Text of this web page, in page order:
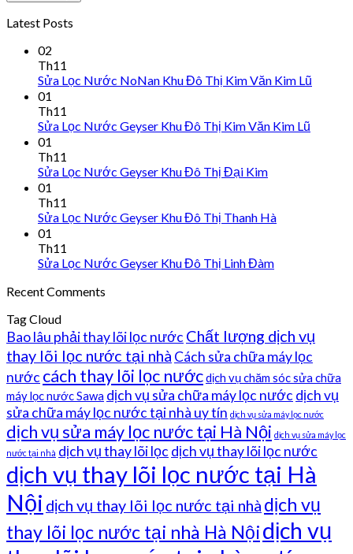
Latest Posts
02
Th11
Sửa Lọc Nước NoNan Khu Đô Thị Kim Văn Kim Lũ
01
Th11
Sửa Lọc Nước Geyser Khu Đô Thị Kim Văn Kim Lũ
01
Th11
Sửa Lọc Nước Geyser Khu Đô Thị Đại Kim
01
Th11
Sửa Lọc Nước Geyser Khu Đô Thị Thanh Hà
01
Th11
Sửa Lọc Nước Geyser Khu Đô Thị Linh Đàm
Recent Comments
Tag Cloud
Bao lâu phải thay lõi lọc nước Chất lượng dịch vụ
thay lõi lọc nước tại nhà Cách sửa chữa máy lọc
nước cách thay lõi lọc nướcdịch vụ chăm sóc sửa chữa
máy lọc nước Sawa dịch vụ sửa chữa máy lọc nước dịch vụ
sửa chữa máy lọc nước tại nhà uy tín dịch vụ sửa máy lọc nước
dịch vụ sửa máy lọc nước tại Hà Nội dịch vụ sửa máy lọc
nước tại nhà dịch vụ thay lõi lọc dịch vụ thay lõi lọc nước
dịch vụ thay lõi lọc nước tại Hà
Nội dịch vụ thay lõi lọc nước tại nhà dịch vụ
thay lõi lọc nước tại nhà Hà Nộidịch vụ